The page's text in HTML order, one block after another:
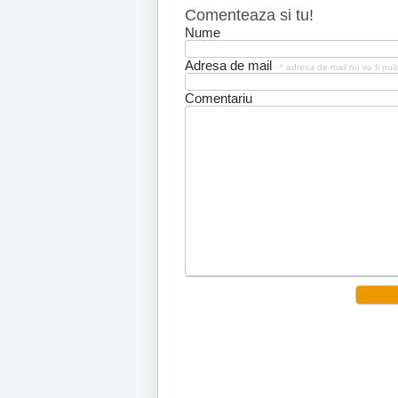
Comenteaza si tu!
Nume
Adresa de mail * adresa de mail nu va fi
Comentariu